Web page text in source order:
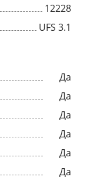
12228
UFS 3.1
Да
Да
Да
Да
Да
Да